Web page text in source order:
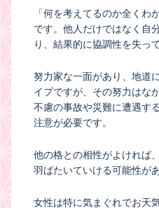
「何を考えてるのか全くわ
です。他人だけではなく自
り、結果的に協調性を失っ
努力家な一面があり、地道
イプですが、その努力はな
不慮の事故や災難に遭遇す
注意が必要です。
他の格との相性がよければ
羽ばたいていける可能性が
女性は特に気まぐれでお天